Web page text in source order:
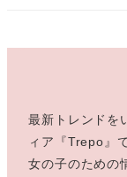
最新トレンドを
ィア『Trepo』
女の子のための